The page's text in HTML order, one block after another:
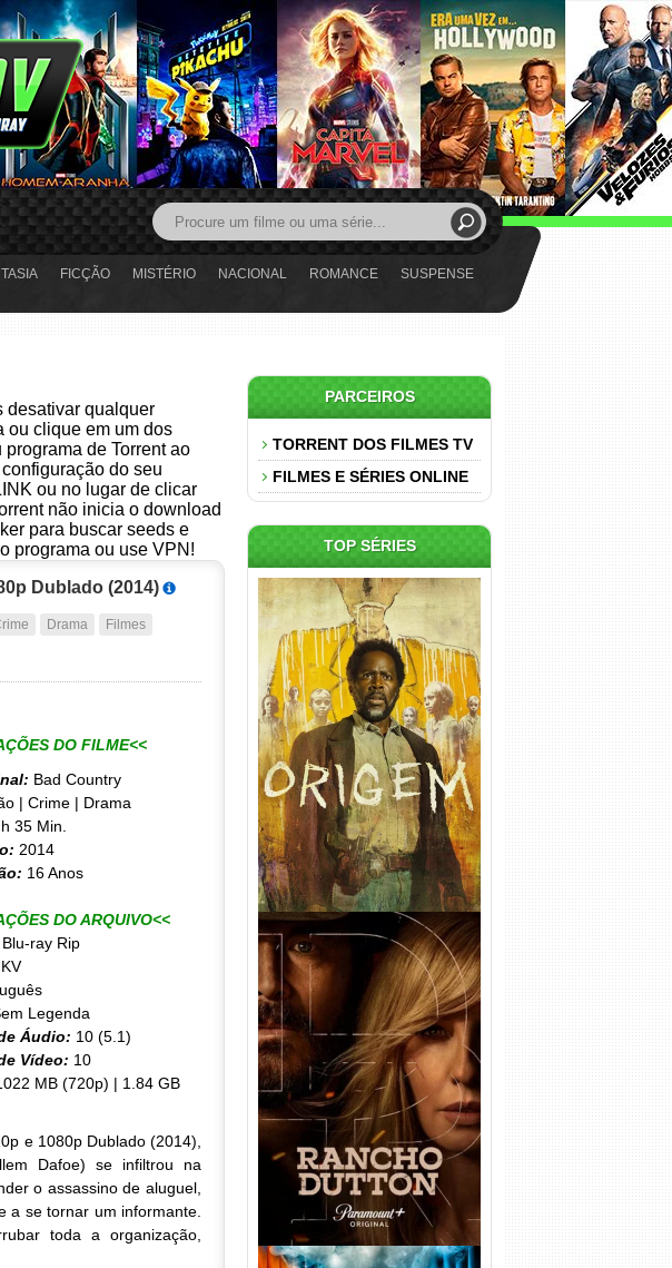
FICÇÃO MISTÉRIO NACIONAL ROMANCE
SUSPENSE
desativar qualquer
ou clique em um dos
de Torrent ao
do seu
ou no lugar de clicar
não inicia o download
para buscar seeds e
programa ou use VPN!
Dublado (2014)
Drama
Filmes
DO FILME<<
Bad Country
| Crime | Drama
35 Min.
2014
16 Anos
DO ARQUIVO<<
Blu-ray Rip
Legenda
Áudio: 10 (5.1)
Vídeo: 10
MB (720p) | 1.84 GB
e 1080p Dublado (2014),
Dafoe) se infiltrou na
o assassino de aluguel,
a se tornar um informante.
toda a organização,
PARCEIROS
TORRENT DOS FILMES TV
FILMES E SÉRIES ONLINE
TOP SÉRIES
Origem 4ª Temporada Torrent
(2026) WEB-DL 1080p/4K
Dual Áudio
Rancho Dutton 1ª
Temporada Torrent (2026)
WEB-DL 1080p Dual Áudio